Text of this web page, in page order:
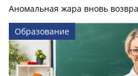
Аномальная жара вновь
Образование